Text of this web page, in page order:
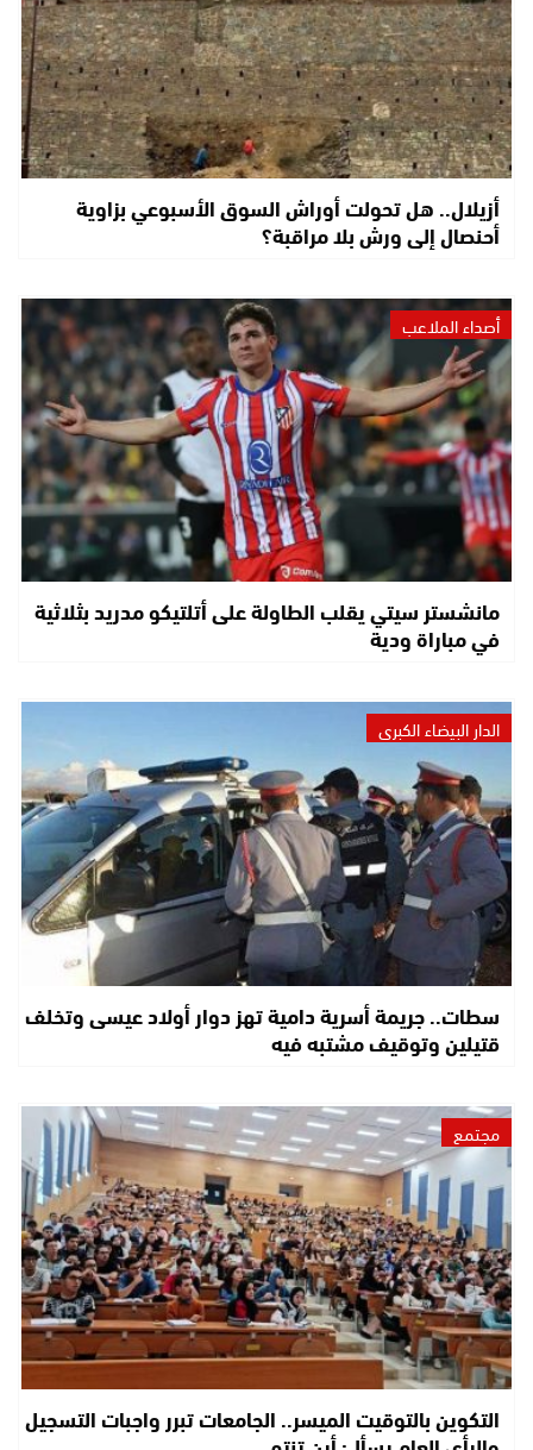
أزيلال.. هل تحولت أوراش السوق الأسبوعي بزاوية
أحنصال إلى ورش بلا مراقبة؟
أصداء الملاعب
مانشستر سيتي يقلب الطاولة على أتلتيكو مدريد بثلاثية
في مباراة ودية
الدار البيضاء الكبرى
سطات.. جريمة أسرية دامية تهز دوار أولاد عيسى وتخلف
قتيلين وتوقيف مشتبه فيه
مجتمع
التكوين بالتوقيت الميسر.. الجامعات تبرر واجبات التسجيل